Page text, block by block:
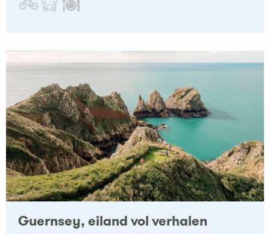
Guernsey, eiland vol verhalen